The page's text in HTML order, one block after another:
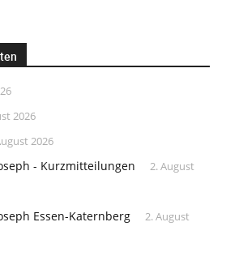
2026
2026
- Kurzmitteilungen
2. August
Essen-Katernberg
2. August